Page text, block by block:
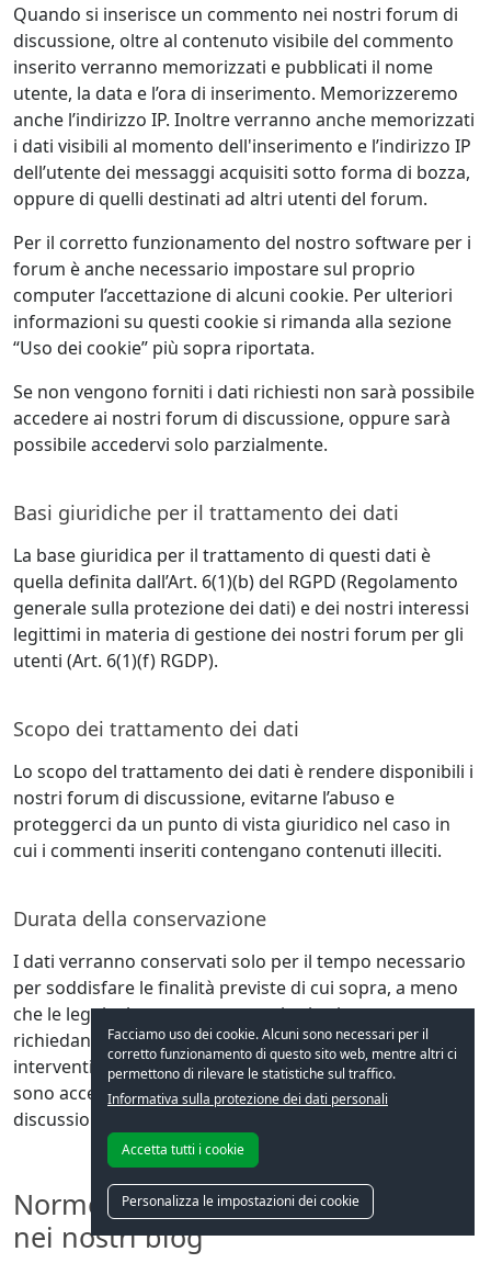
Quando si inserisce un commento nei nostri forum di
discussione, oltre al contenuto visibile del commento
inserito verranno memorizzati e pubblicati il nome
utente, la data e l’ora di inserimento. Memorizzeremo
anche l’indirizzo IP. Inoltre verranno anche memorizzati
i dati visibili al momento dell'inserimento e l’indirizzo IP
dell’utente dei messaggi acquisiti sotto forma di bozza,
oppure di quelli destinati ad altri utenti del forum.
Per il corretto funzionamento del nostro software per i
forum è anche necessario impostare sul proprio
computer l’accettazione di alcuni cookie. Per ulteriori
informazioni su questi cookie si rimanda alla sezione
“Uso dei cookie” più sopra riportata.
Se non vengono forniti i dati richiesti non sarà possibile
accedere ai nostri forum di discussione, oppure sarà
possibile accedervi solo parzialmente.
Basi giuridiche per il trattamento dei dati
La base giuridica per il trattamento di questi dati è
quella definita dall’Art. 6(1)(b) del RGPD (Regolamento
generale sulla protezione dei dati) e dei nostri interessi
legittimi in materia di gestione dei nostri forum per gli
utenti (Art. 6(1)(f) RGDP).
Scopo dei trattamento dei dati
Lo scopo del trattamento dei dati è rendere disponibili i
nostri forum di discussione, evitarne l’abuso e
proteggerci da un punto di vista giuridico nel caso in
cui i commenti inseriti contengano contenuti illeciti.
Durata della conservazione
I dati verranno conservati solo per il tempo necessario
per soddisfare le finalità previste di cui sopra, a meno
che le leggi o le norme governative in vigore non
richiedano un periodo di conservazione superiore. Gli
interventi pubblicati sul forum vengono memorizzati e
sono accessibili a tempo indefinito nei relativi forum di
discussione.
Norme per la funzione “Commenti”
nei nostri blog
Facciamo uso dei cookie. Alcuni sono necessari per il
corretto funzionamento di questo sito web, mentre altri ci
permettono di rilevare le statistiche sul traffico.
Informativa sulla protezione dei dati personali
Accetta tutti i cookie
Personalizza le impostazioni dei cookie